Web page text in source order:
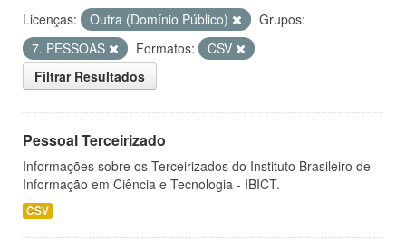
Licenças: Outra (Domínio Público)
Grupos:
7. PESSOAS
Formatos:
CSV
Filtrar Resultados
Pessoal Terceirizado
Informações sobre os Terceirizados do Instituto Brasileiro de
Informação em Ciência e Tecnologia - IBICT.
CSV